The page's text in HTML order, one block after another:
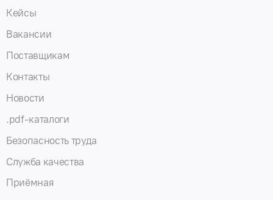
Кейсы
Вакансии
Поставщикам
Контакты
Новости
.pdf-каталоги
Безопасность труда
Служба качества
Приёмная